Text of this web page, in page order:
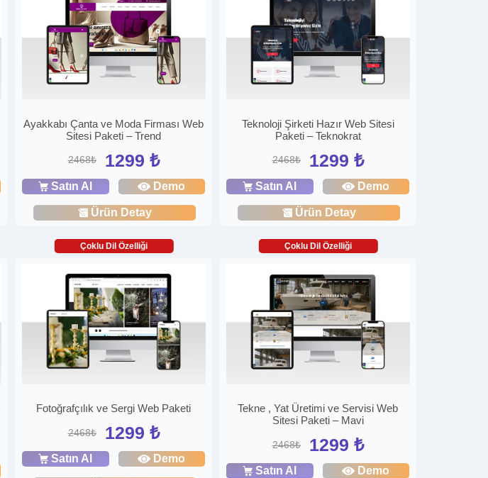
Ayakkabı Çanta ve Moda Firması Web
Sitesi Paketi – Trend
2468₺ 1299 ₺
Satın Al Demo
Ürün Detay
Teknoloji Şirketi Hazır Web Sitesi
Paketi – Teknokrat
2468₺ 1299 ₺
Satın Al Demo
Ürün Detay
Çoklu Dil Özelliği
Fotoğrafçılık ve Sergi Web Paketi
2468₺ 1299 ₺
Satın Al Demo
Çoklu Dil Özelliği
Tekne , Yat Üretimi ve Servisi Web
Sitesi Paketi – Mavi
2468₺ 1299 ₺
Satın Al Demo